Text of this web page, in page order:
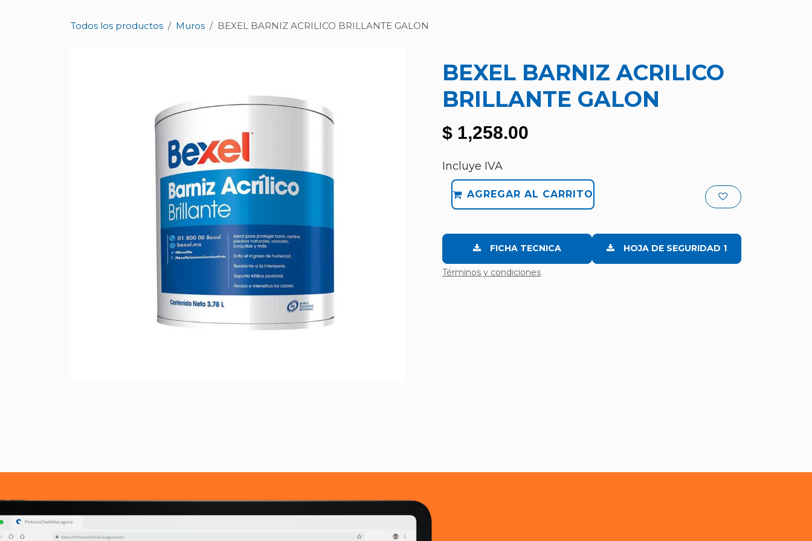
Todos los productos
Muros BEXEL BARNIZ ACRILICO BRILLANTE GALON
BEXEL BARNIZ ACRILICO
BRILLANTE GALON
$ 1,258.00
Incluye IVA
AGREGAR AL CARRITO
FICHA TECNICA HOJA DE SEGURIDAD 1
Términos y condiciones